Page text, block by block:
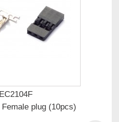
plug (10pcs)